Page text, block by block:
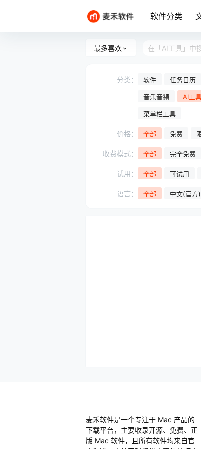
软件分类
最多喜欢
分类： 软件 任务日历
音乐音频 AI工
菜单栏工具
价格： 全部 免费
收费模式： 全部 完全免费
试用： 全部 可试用
语言： 全部 中文(官方)
麦禾软件是一个专注于 Mac 产品的
下载平台，主要收录开源、免费、正
版 Mac 软件，且所有软件均来自官